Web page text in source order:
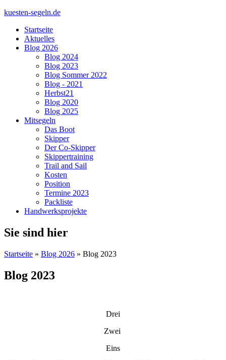
kuesten-segeln.de
Startseite
Aktuelles
Blog 2026
Blog 2024
Blog 2023
Blog Sommer 2022
Blog - 2021
Herbst21
Blog 2020
Blog 2025
Mitsegeln
Das Boot
Skipper
Der Co-Skipper
Skippertraining
Trail and Sail
Kosten
Position
Termine 2023
Packliste
Handwerksprojekte
Sie sind hier
Startseite » Blog 2026 » Blog 2023
Blog 2023
Drei
Zwei
Eins